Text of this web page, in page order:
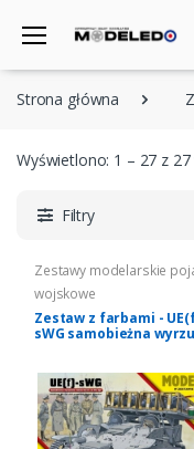
Strona główna
Wyświetlono: 1 – 27 z
Filtry
Zestawy modelarskie
wojskowe
Zestaw z farbami -
sWG samobieżna